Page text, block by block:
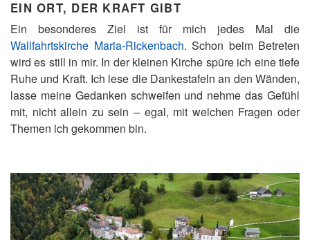
EIN ORT, DER KRAFT GIBT
Ein besonderes Ziel ist für mich jedes Mal die
Wallfahrtskirche Maria-Rickenbach. Schon beim Betreten
wird es still in mir. In der kleinen Kirche spüre ich eine tiefe
Ruhe und Kraft. Ich lese die Dankestafeln an den Wänden,
lasse meine Gedanken schweifen und nehme das Gefühl
mit, nicht allein zu sein – egal, mit welchen Fragen oder
Themen ich gekommen bin.